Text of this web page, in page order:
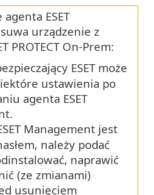
ESET
urządzenie z
PROTECT On-Prem:
ESET może
ustawienia po
agenta ESET
Management jest
należy podać
naprawić
(ze zmianami)
usunięciem